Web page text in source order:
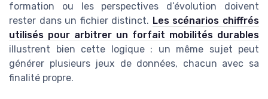
formation ou les perspectives d’évolution doivent
rester dans un fichier distinct. Les scénarios chiffrés
utilisés pour arbitrer un forfait mobilités durables
illustrent bien cette logique : un même sujet peut
générer plusieurs jeux de données, chacun avec sa
finalité propre.